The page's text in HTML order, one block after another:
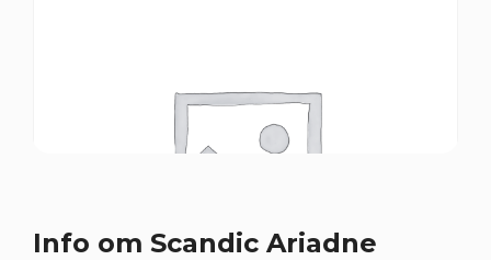
Info om Scandic Ariadne